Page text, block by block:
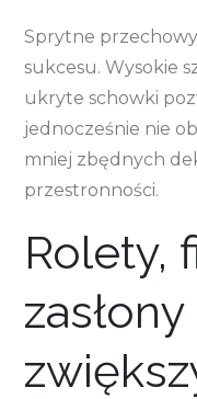
Sprytne
sukcesu. Wysokie
ukryte schowki
jednocześnie nie
mniej zbędnych
przestronności.
Rolety,